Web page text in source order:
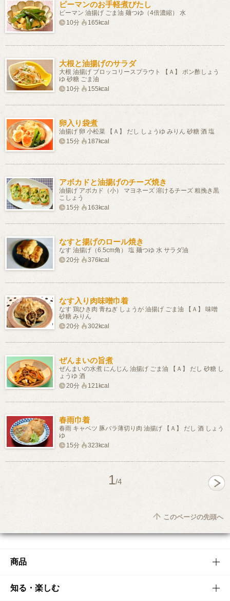
ピーマンのお手軽煮びたし
ピーマン 油揚げ ごま油 麺つゆ（4倍濃縮） 水
10分
165kcal
大根と油揚げのサラダ
大根 油揚げ ブロッコリースプラウト 【Ａ】 ポン酢しょう
ゆ 砂糖 ごま油
10分
155kcal
卵入り袋煮
油揚げ 卵 小松菜 【Ａ】 だし しょうゆ みりん 砂糖 酒 塩
15分
187kcal
アボカドと油揚げのチーズ焼き
油揚げ アボカド（小） マヨネーズ 溶けるチーズ 粗挽き黒
こしょう
15分
163kcal
なすと揚げのロール焼き
なす 油揚げ（6.5cm角） 塩 麺つゆ 水 サラダ油
20分
376kcal
なす入り肉味噌巾着
なす 鶏ひき肉 青ねぎ しょうが 油揚げ ごま油 【Ａ】 味噌
砂糖 みりん
20分
302kcal
ぜんまいの旨煮
ぜんまいの水煮 にんじん 油揚げ ごま油 【Ａ】 だし 砂糖 し
ょうゆ 酒
20分
121kcal
春雨巾着
春雨 キャベツ 豚バラ薄切り肉 油揚げ 【Ａ】 だし 酒 しょう
ゆ
15分
323kcal
1/4
このページの先頭へ
商品
商品TOP
知る・楽しむ